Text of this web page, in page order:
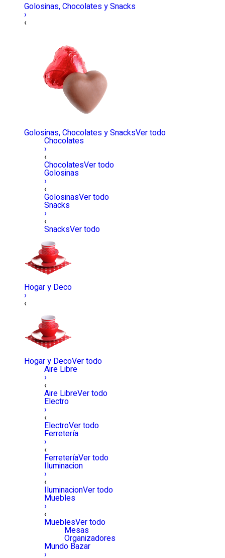
Golosinas, Chocolates y Snacks
›
‹
Golosinas, Chocolates y SnacksVer todo
Chocolates
›
‹
ChocolatesVer todo
Golosinas
›
‹
GolosinasVer todo
Snacks
›
‹
SnacksVer todo
Hogar y Deco
›
‹
Hogar y DecoVer todo
Aire Libre
›
‹
Aire LibreVer todo
Electro
›
‹
ElectroVer todo
Ferretería
›
‹
FerreteríaVer todo
Iluminacion
›
‹
IluminacionVer todo
Muebles
›
‹
MueblesVer todo
Mesas
Organizadores
Mundo Bazar
›